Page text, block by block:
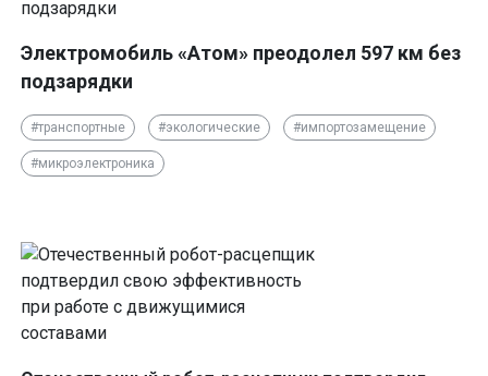
Электромобиль «Атом» преодолел 597 км без
подзарядки
#транспортные #экологические #импортозамещение
#микроэлектроника